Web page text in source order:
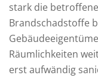
stark die
Brandschadstoffe
Räumlichkeiten
erst aufwändig